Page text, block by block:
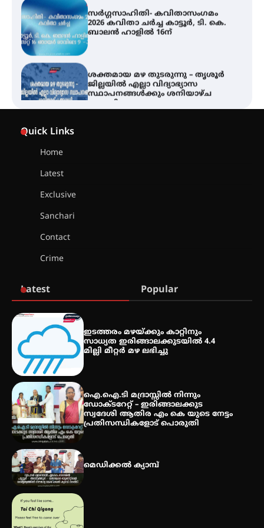
ബാലൻ ഹാളിൽ 16ന്
ശക്തമായ മഴ തുടരുന്നു – തൃശൂർ
അവധി
വിദ്യാർത്ഥികൾ
2026 കവിതാ ചർച്ച കാട്ടൂർ, ടി. കെ.
ബാലൻ ഹാളിൽ 16ന്
Quick Links
Home
Latest
Exclusive
Sanchari
Contact
Crime
Latest Popular
ഇടത്തരം മഴയ്ക്കും കാറ്റിനും
സാധ്യത ഇരിങ്ങാലക്കുടയിൽ 4.4
മില്ലി മീറ്റർ മഴ ലഭിച്ചു
ഐ.ഐ.ടി മദ്രാസ്സിൽ നിന്നും
ഡോക്ടറേറ്റ് – ഇരിങ്ങാലക്കുട
സ്വദേശി ആതിര എം കെ യുടെ നേട്ടം
പ്രതിസന്ധികളോട് പൊരുതി
മെഡിക്കൽ ക്യാമ്പ്